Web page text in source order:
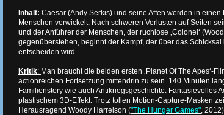
Inhalt: Caesar (Andy Serkis) und seine Affen werden in
Menschen verwickelt. Nach schweren Verlusten auf Seiten
und der Anführer der Menschen, der ruchlose ‚Colonel‘
gegenüberstehen, beginnt der Kampf, der über das
entscheiden wird ...
Kritik: Man braucht die beiden ersten ‚Planet Of The Apes‘-
actionreichen Fortsetzung mittendrin zu sein. 140 Minuten
Familienstory wie auch Antikriegsgeschichte. Fantasievolles
plastischem 3D-Effekt. Trotz tollen Motion-Capture-Masken
Herausragend Woody Harrelson ("The Hunger Games",